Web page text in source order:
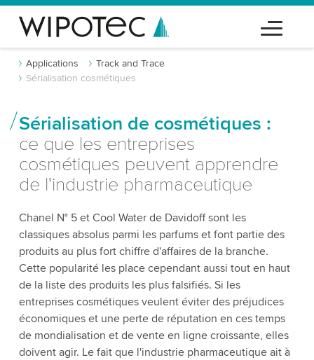
Applications
Track and Trace
Sérialisation cosmétiques
Sérialisation de cosmétiques :
ce que les entreprises
cosmétiques peuvent apprendre
de l'industrie pharmaceutique
Chanel N° 5 et Cool Water de Davidoff sont les
classiques absolus parmi les parfums et font partie des
produits au plus fort chiffre d'affaires de la branche.
Cette popularité les place cependant aussi tout en haut
de la liste des produits les plus falsifiés. Si les
entreprises cosmétiques veulent éviter des préjudices
économiques et une perte de réputation en ces temps
de mondialisation et de vente en ligne croissante, elles
doivent agir. Le fait que l'industrie pharmaceutique ait à